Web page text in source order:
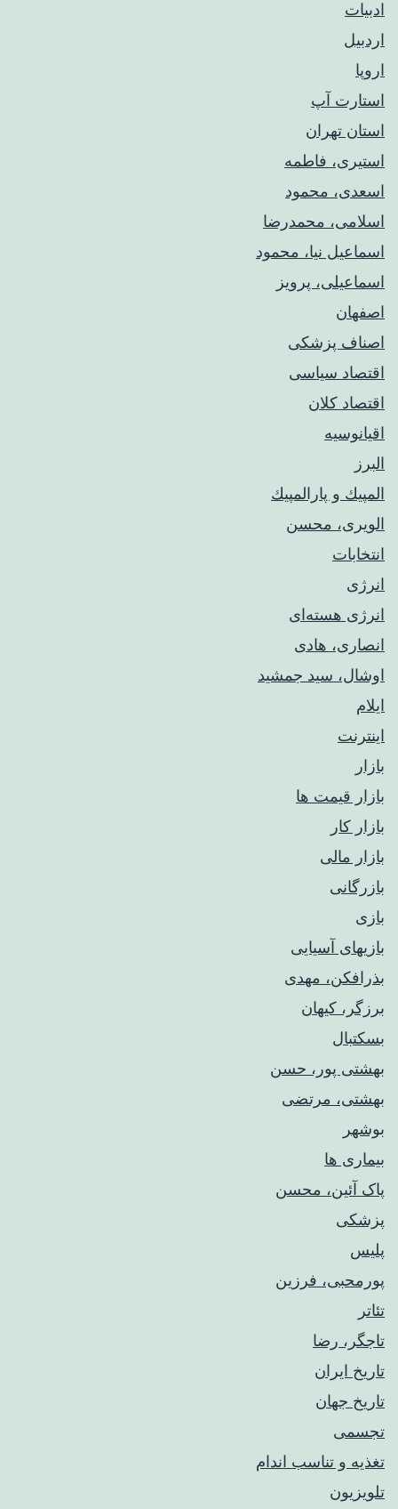
ادبیات
اردبیل
اروپا
استارت آپ
استان تهران
استیری، فاطمه
اسعدی، محمود
اسلامی، محمدرضا
اسماعیل نیا، محمود
اسماعیلی، پرویز
اصفهان
اصناف پزشکی
اقتصاد سیاسی
اقتصاد کلان
اقیانوسیه
البرز
المپيك و پارالمپيك
الویری، محسن
انتخابات
انرژی
انرژی هسته‌ای
انصاری، هادی
اوشال، سید جمشید
ایلام
اینترنت
بازار
بازار قیمت ها
بازار کار
بازار مالی
بازرگانی
بازی
بازیهای آسیایی
بذرافکن، مهدی
برزگر، کیهان
بسکتبال
بهشتی پور، حسن
بهشتی، مرتضی
بوشهر
بیماری ها
پاک آئین، محسن
پزشکی
پلیس
پورمحبی، فرزین
تئاتر
تاجگر، رضا
تاریخ ایران
تاریخ جهان
تجسمی
تغذیه و تناسب اندام
تلویزیون